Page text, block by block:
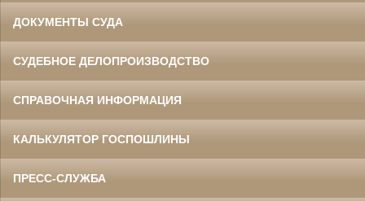
ДОКУМЕНТЫ СУДА
СУДЕБНОЕ ДЕЛОПРОИЗВОДСТВО
СПРАВОЧНАЯ ИНФОРМАЦИЯ
КАЛЬКУЛЯТОР ГОСПОШЛИНЫ
ПРЕСС-СЛУЖБА